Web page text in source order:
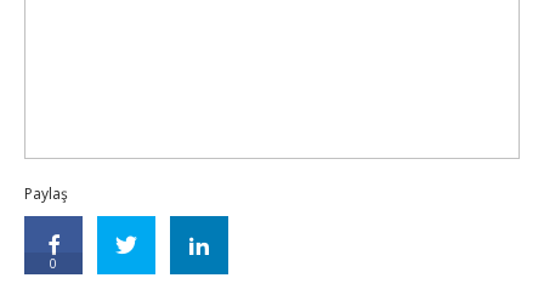
Paylaş
0